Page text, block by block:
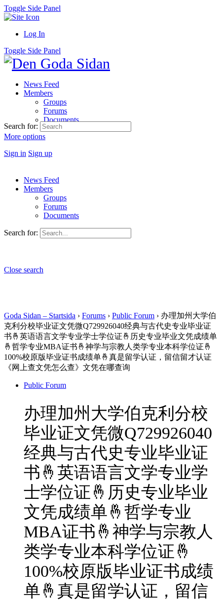
Toggle Side Panel
Log In
Toggle Side Panel
News Feed
Members
Groups
Forums
Documents
More options
Sign in Sign up
Search for:
News Feed
Members
Groups
Forums
Documents
Search for:
Close search
Goda Sidan – Startsida › Forums › Public Forum › 办理加州大学伯
克利分校毕业证文凭微Q729926040经典与古代史专业毕业证
书🤞英语语言文学专业学士学位证🤞历史专业毕业文凭成绩单
🤞哲学专业MBA证书🤞神学与宗教人类学专业本科学位证🤞
100%校原版毕业证书成绩单🤞真是留学认证，留信留才认证
《网上查文凭怎么查》文凭在哪查询
Public Forum
办理加州大学伯克利分校
毕业证文凭微Q729926040
经典与古代史专业毕业证
书🤞英语语言文学专业学
士学位证🤞历史专业毕业
文凭成绩单🤞哲学专业
MBA证书🤞神学与宗教人
类学专业本科学位证🤞
100%校原版毕业证书成绩
单🤞真是留学认证，留信